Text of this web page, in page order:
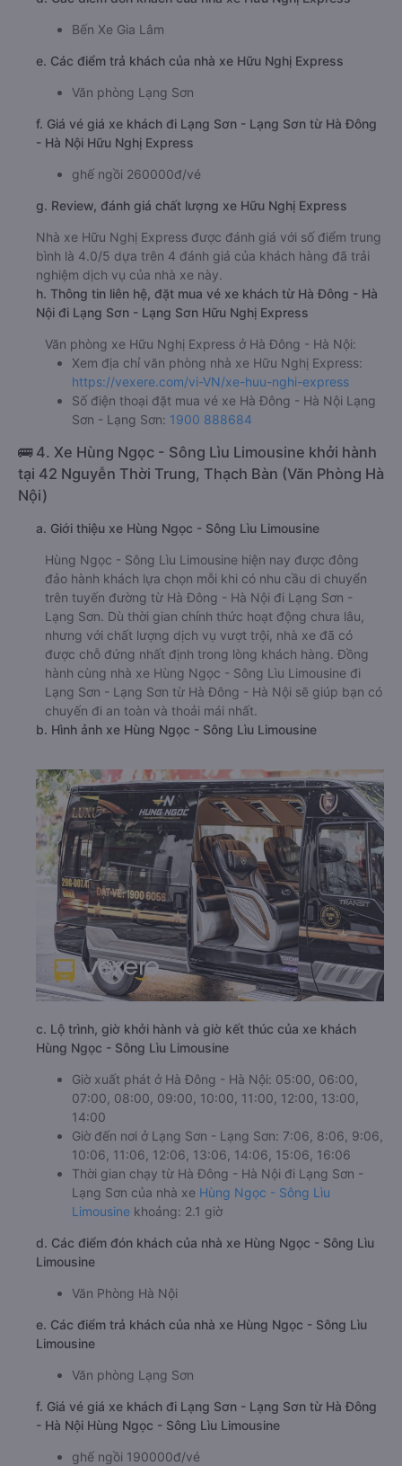
Bến Xe Gia Lâm
e. Các điểm trả khách của nhà xe Hữu Nghị Express
Văn phòng Lạng Sơn
f. Giá vé giá xe khách đi Lạng Sơn - Lạng Sơn từ Hà Đông
- Hà Nội Hữu Nghị Express
ghế ngồi 260000đ/vé
g. Review, đánh giá chất lượng xe Hữu Nghị Express
Nhà xe Hữu Nghị Express được đánh giá với số điểm trung
bình là 4.0/5 dựa trên 4 đánh giá của khách hàng đã trải
nghiệm dịch vụ của nhà xe này.
h. Thông tin liên hệ, đặt mua vé xe khách từ Hà Đông - Hà
Nội đi Lạng Sơn - Lạng Sơn Hữu Nghị Express
Văn phòng xe Hữu Nghị Express ở Hà Đông - Hà Nội:
Xem địa chỉ văn phòng nhà xe Hữu Nghị Express:
https://vexere.com/vi-VN/xe-huu-nghi-express
Số điện thoại đặt mua vé xe Hà Đông - Hà Nội Lạng
Sơn - Lạng Sơn: 1900 888684
🚌 4. Xe Hùng Ngọc - Sông Lìu Limousine khởi hành
tại 42 Nguyễn Thời Trung, Thạch Bàn (Văn Phòng Hà
Nội)
a. Giới thiệu xe Hùng Ngọc - Sông Lìu Limousine
Hùng Ngọc - Sông Lìu Limousine hiện nay được đông
đảo hành khách lựa chọn mỗi khi có nhu cầu di chuyển
trên tuyến đường từ Hà Đông - Hà Nội đi Lạng Sơn -
Lạng Sơn. Dù thời gian chính thức hoạt động chưa lâu,
nhưng với chất lượng dịch vụ vượt trội, nhà xe đã có
được chỗ đứng nhất định trong lòng khách hàng. Đồng
hành cùng nhà xe Hùng Ngọc - Sông Lìu Limousine đi
Lạng Sơn - Lạng Sơn từ Hà Đông - Hà Nội sẽ giúp bạn có
chuyến đi an toàn và thoải mái nhất.
b. Hình ảnh xe Hùng Ngọc - Sông Lìu Limousine
c. Lộ trình, giờ khởi hành và giờ kết thúc của xe khách
Hùng Ngọc - Sông Lìu Limousine
Giờ xuất phát ở Hà Đông - Hà Nội: 05:00, 06:00,
07:00, 08:00, 09:00, 10:00, 11:00, 12:00, 13:00,
14:00
Giờ đến nơi ở Lạng Sơn - Lạng Sơn: 7:06, 8:06, 9:06,
10:06, 11:06, 12:06, 13:06, 14:06, 15:06, 16:06
Thời gian chạy từ Hà Đông - Hà Nội đi Lạng Sơn -
Lạng Sơn của nhà xe Hùng Ngọc - Sông Lìu
Limousine khoảng: 2.1 giờ
d. Các điểm đón khách của nhà xe Hùng Ngọc - Sông Lìu
Limousine
Văn Phòng Hà Nội
e. Các điểm trả khách của nhà xe Hùng Ngọc - Sông Lìu
Limousine
Văn phòng Lạng Sơn
f. Giá vé giá xe khách đi Lạng Sơn - Lạng Sơn từ Hà Đông
- Hà Nội Hùng Ngọc - Sông Lìu Limousine
ghế ngồi 190000đ/vé